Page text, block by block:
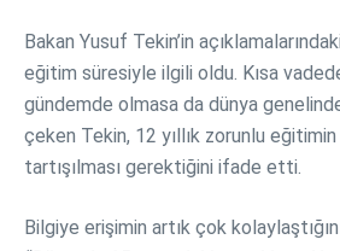
Bakan Yusuf Tekin’in
eğitim süresiyle ilgili oldu. Kısa
gündemde olmasa da dünya
çeken Tekin, 12 yıllık zorunlu
tartışılması gerektiğini ifade etti.
Bilgiye erişimin artık çok